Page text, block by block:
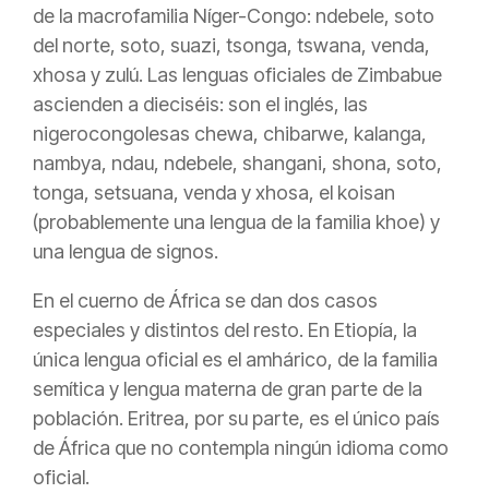
de la macrofamilia Níger-Congo: ndebele, soto
del norte, soto, suazi, tsonga, tswana, venda,
xhosa y zulú. Las lenguas oficiales de Zimbabue
ascienden a dieciséis: son el inglés, las
nigerocongolesas chewa, chibarwe, kalanga,
nambya, ndau, ndebele, shangani, shona, soto,
tonga, setsuana, venda y xhosa, el koisan
(probablemente una lengua de la familia khoe) y
una lengua de signos.
En el cuerno de África se dan dos casos
especiales y distintos del resto. En Etiopía, la
única lengua oficial es el amhárico, de la familia
semítica y lengua materna de gran parte de la
población. Eritrea, por su parte, es el único país
de África que no contempla ningún idioma como
oficial.